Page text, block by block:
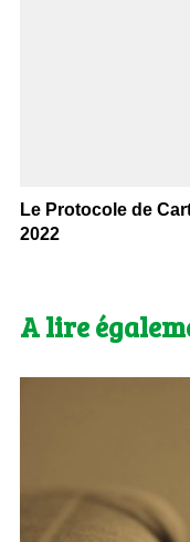
Le Protocole de
2022
A lire